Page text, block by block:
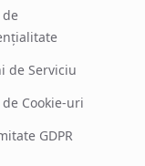
de
de Serviciu
Cookie-uri
GDPR